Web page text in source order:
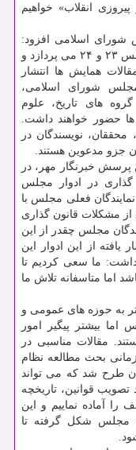
انقلاب» خواهیم
شورای اسلامی افزود:
این همایش با عرضه مقالات به بررسی مجلس ۲۳ و ۲۴ می پردازد و
همایش ها انتشار
شورای اسلامی،
های تاریخ، علوم
ها حضور خواهند داشت.
نویسندگان در
جزو مدعوین هستند.
پرسش خبرنگار مهر، در
در ادوار مجلس
فعلی مجلس با
از مشكلات قانون گذاری
مجلس چقدر از این
یافته از این ادوار این
داشت: ما سعی كردیم تا
اما متاسفانه تلاش ما
به حوزه های عمومی و
بیشتر پیگیر امور
مقالات مناسبی در
بحث مطالعه نظام
طرح شد كه می تواند
قوانین، تاریخچه
را آماده نماییم و این
مجلس شكل گرفته تا